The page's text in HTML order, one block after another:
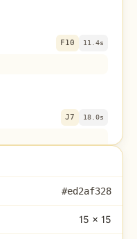
F10 11.4s
J7 18.0s
H10 10.0s
#ed2af328
15 × 15